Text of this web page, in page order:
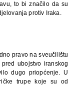
to bi značilo da su
protiv Iraka.
pravo na sveučilištu
ubojstvo iranskog
dugo priopćenje. U
trupe koje su od